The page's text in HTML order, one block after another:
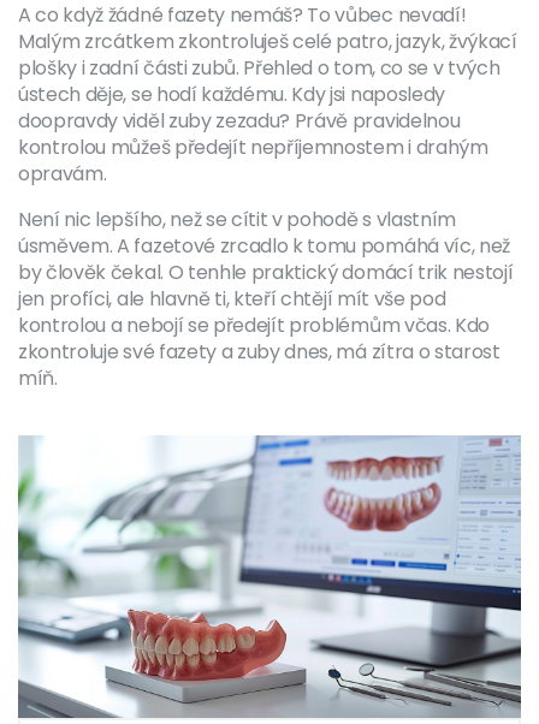
A co když žádné fazety nemáš? To vůbec nevadí!
Malým zrcátkem zkontroluješ celé patro, jazyk, žvýkací
plošky i zadní části zubů. Přehled o tom, co se v tvých
ústech děje, se hodí každému. Kdy jsi naposledy
doopravdy viděl zuby zezadu? Právě pravidelnou
kontrolou můžeš předejít nepříjemnostem i drahým
opravám.
Není nic lepšího, než se cítit v pohodě s vlastním
úsměvem. A fazetové zrcadlo k tomu pomáhá víc, než
by člověk čekal. O tenhle praktický domácí trik nestojí
jen profíci, ale hlavně ti, kteří chtějí mít vše pod
kontrolou a nebojí se předejít problémům včas. Kdo
zkontroluje své fazety a zuby dnes, má zítra o starost
míň.